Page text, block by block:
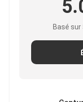
Basé sur